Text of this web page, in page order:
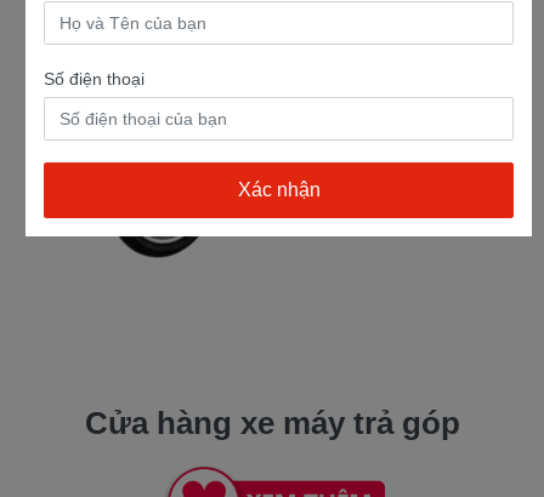
Cửa hàng xe máy trả góp
Số điện thoại